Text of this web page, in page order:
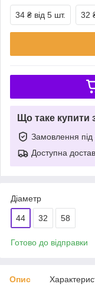
34 ₴ від 5 шт. 32
Що таке купити
Замовлення під
Доступна
Діаметр
44 32 58
Готово до відправки
Опис